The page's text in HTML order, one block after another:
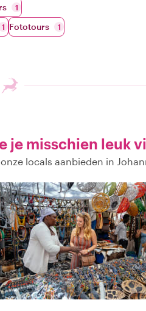
1
1 Fototours 1
je misschien leuk
locals aanbieden in